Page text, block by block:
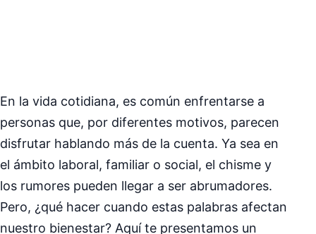
En la vida cotidiana, es común enfrentarse a
personas que, por diferentes motivos, parecen
disfrutar hablando más de la cuenta. Ya sea en
el ámbito laboral, familiar o social, el chisme y
los rumores pueden llegar a ser abrumadores.
Pero, ¿qué hacer cuando estas palabras afectan
nuestro bienestar? Aquí te presentamos un